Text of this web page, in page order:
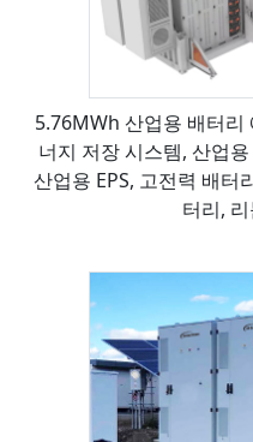
5.76MWh 산업용 배터리
너지 저장 시스템, 산업
산업용 EPS, 고전력 배터
터리,